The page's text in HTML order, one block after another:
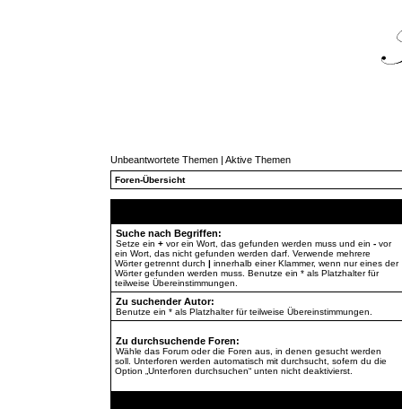
Unbeantwortete Themen| Aktive Themen
Foren-Übersicht
Suche nach Begriffen:
Setze ein +vor ein Wort, das gefunden werden muss und ein -vor
ein Wort, das nicht gefunden werden darf. Verwende mehrere
Wörter getrennt durch | innerhalb einer Klammer, wenn nur eines der
Wörter gefunden werden muss. Benutze ein * als Platzhalter für
teilweise Übereinstimmungen.
Zu suchender Autor:
Benutze ein * als Platzhalter für teilweise Übereinstimmungen.
Zu durchsuchende Foren:
Wähle das Forum oder die Foren aus, in denen gesucht werden
soll. Unterforen werden automatisch mit durchsucht, sofern du die
Option „Unterforen durchsuchen“ unten nicht deaktivierst.